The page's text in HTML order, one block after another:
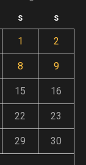
S S
1 2
8 9
15 16
22 23
29 30